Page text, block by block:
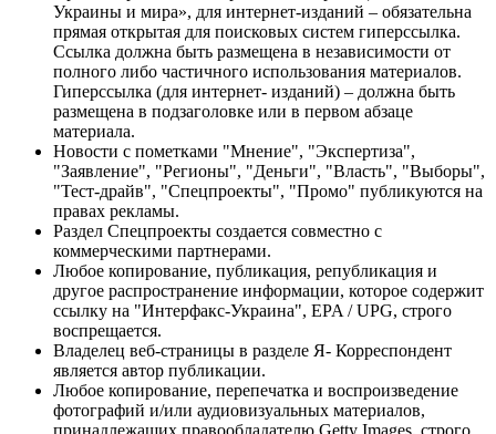
Украины и мира», для интернет-изданий – обязательна
прямая открытая для поисковых систем гиперссылка.
Ссылка должна быть размещена в независимости от
полного либо частичного использования материалов.
Гиперссылка (для интернет- изданий) – должна быть
размещена в подзаголовке или в первом абзаце
материала.
Новости с пометками "Мнение", "Экспертиза",
"Заявление", "Регионы", "Деньги", "Власть", "Выборы",
"Тест-драйв", "Спецпроекты", "Промо" публикуются на
правах рекламы.
Раздел Спецпроекты создается совместно с
коммерческими партнерами.
Любое копирование, публикация, републикация и
другое распространение информации, которое содержит
ссылку на "Интерфакс-Украина", EPA / UPG, строго
воспрещается.
Владелец веб-страницы в разделе Я- Корреспондент
является автор публикации.
Любое копирование, перепечатка и воспроизведение
фотографий и/или аудиовизуальных материалов,
принадлежащих правообладателю Getty Images, строго